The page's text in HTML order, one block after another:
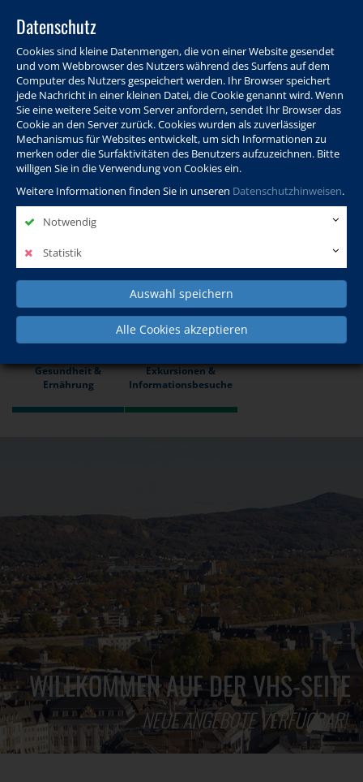
Datenschutz
Cookies sind kleine Datenmengen, die von einer Website gesendet
und vom Webbrowser des Nutzers während des Surfens auf dem
Computer des Nutzers gespeichert werden. Ihr Browser speichert
jede Nachricht in einer kleinen Datei, die Cookie genannt wird. Wenn
Sie eine weitere Seite vom Server anfordern, sendet Ihr Browser das
Cookie an den Server zurück. Cookies wurden als zuverlässiger
Mechanismus für Websites entwickelt, um sich Informationen zu
merken oder die Surfaktivitäten des Benutzers aufzuzeichnen. Bitte
willigen Sie in die Verwendung von Cookies ein.
Weitere Informationen finden Sie in unseren Datenschutzhinweisen.
Notwendig
Statistik
Auswahl speichern
Alle Cookies akzeptieren
Programm Info & Service Aktuelles Warenkorb Login
Ansprechpersonen Kontakt Sitemap
Politik, Wissenschaft &
Internationales
Beruf, IT & Digitales
Gesundheit &
Ernährung
Exkursionen &
Informationsbesuche
WILLKOMMEN AUF DER VHS-SEITE
NEUE ANGEBOTE VERFÜGBAR!